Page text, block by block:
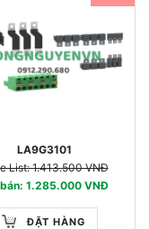
LA9G3101
List: 1.413.500 VNĐ
1.285.000 VNĐ
ĐẶT HÀNG